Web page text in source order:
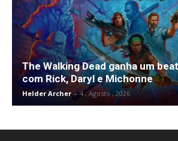
The Walking Dead ganha um
com Rick, Daryl e Michonne
Helder Archer - 4 , Agosto , 2026